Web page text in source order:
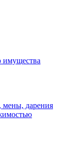
мены, дарения